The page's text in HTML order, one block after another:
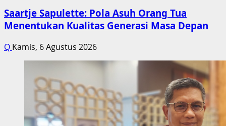
Saartje Sapulette: Pola Asuh Orang Tua
Menentukan Kualitas Generasi Masa Depan
Q Kamis, 6 Agustus 2026